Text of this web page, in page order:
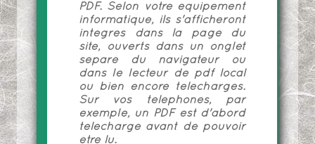
PDF. Selon votre équipement
informatique, ils s'afficheront
intégrés dans la page du
site, ouverts dans un onglet
séparé du navigateur ou
dans le lecteur de pdf local
ou bien encore téléchargés.
Sur vos téléphones, par
exemple, un PDF est d'abord
téléchargé avant de pouvoir
être lu.